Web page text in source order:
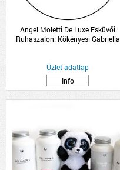
Angel Moletti De Luxe Esküvői
Ruhaszalon. Kökényesi Gabriella
Üzlet adatlap
Info